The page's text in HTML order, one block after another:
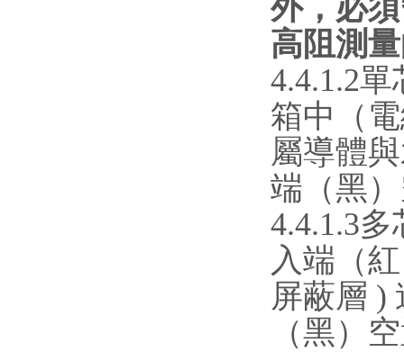
外，必
高阻測
4.4.1.2
箱中（
屬導體
端（黑
4.4.1.3
入端（
屏蔽層 )
（黑）